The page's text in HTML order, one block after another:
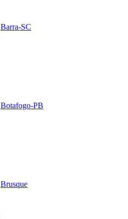
Barra-SC
Botafogo-PB
Brusque